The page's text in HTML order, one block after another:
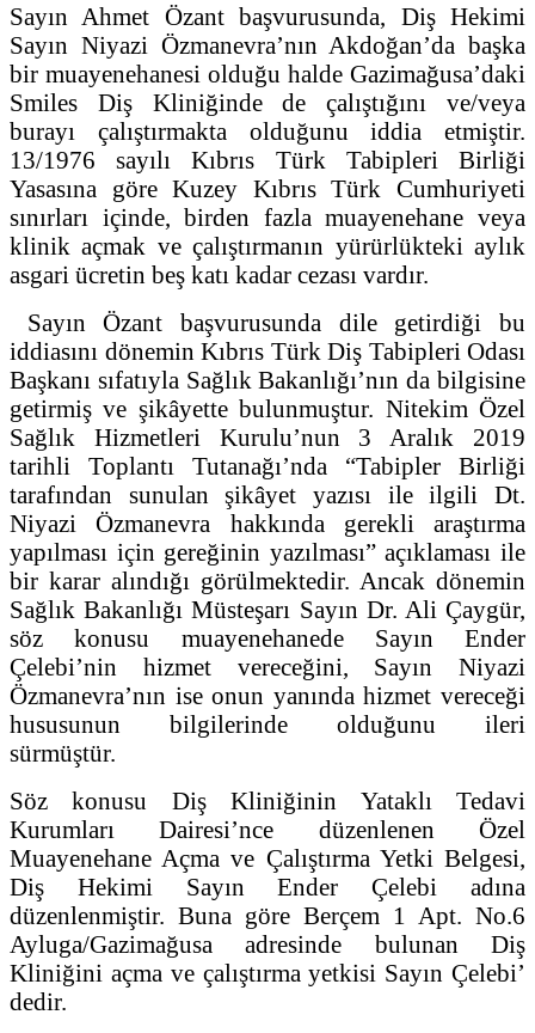
Sayın Ahmet Özant başvurusunda, Diş Hekimi
Sayın Niyazi Özmanevra’nın Akdoğan’da başka
bir muayenehanesi olduğu halde Gazimağusa’daki
Smiles Diş Kliniğinde de çalıştığını ve/veya
burayı çalıştırmakta olduğunu iddia etmiştir.
13/1976 sayılı Kıbrıs Türk Tabipleri Birliği
Yasasına göre Kuzey Kıbrıs Türk Cumhuriyeti
sınırları içinde, birden fazla muayenehane veya
klinik açmak ve çalıştırmanın yürürlükteki aylık
asgari ücretin beş katı kadar cezası vardır.
Sayın Özant başvurusunda dile getirdiği bu
iddiasını dönemin Kıbrıs Türk Diş Tabipleri Odası
Başkanı sıfatıyla Sağlık Bakanlığı’nın da bilgisine
getirmiş ve şikâyette bulunmuştur. Nitekim Özel
Sağlık Hizmetleri Kurulu’nun 3 Aralık 2019
tarihli Toplantı Tutanağı’nda “Tabipler Birliği
tarafından sunulan şikâyet yazısı ile ilgili Dt.
Niyazi Özmanevra hakkında gerekli araştırma
yapılması için gereğinin yazılması” açıklaması ile
bir karar alındığı görülmektedir. Ancak dönemin
Sağlık Bakanlığı Müsteşarı Sayın Dr. Ali Çaygür,
söz konusu muayenehanede Sayın Ender
Çelebi’nin hizmet vereceğini, Sayın Niyazi
Özmanevra’nın ise onun yanında hizmet vereceği
hususunun bilgilerinde olduğunu ileri
sürmüştür.
Söz konusu Diş Kliniğinin Yataklı Tedavi
Kurumları Dairesi’nce düzenlenen Özel
Muayenehane Açma ve Çalıştırma Yetki Belgesi,
Diş Hekimi Sayın Ender Çelebi adına
düzenlenmiştir. Buna göre Berçem 1 Apt. No.6
Ayluga/Gazimağusa adresinde bulunan Diş
Kliniğini açma ve çalıştırma yetkisi Sayın Çelebi’
dedir.